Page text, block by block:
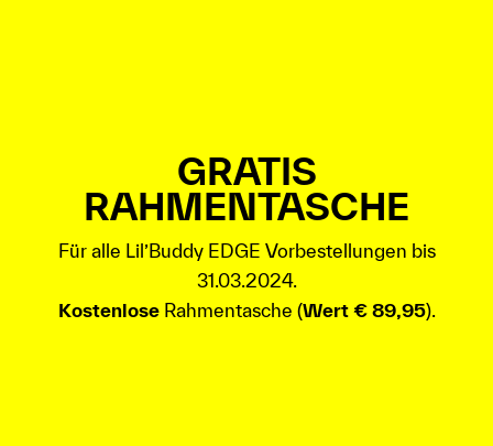
GRATIS
RAHMENTASCHE
Für alle Lil’Buddy EDGE Vorbestellungen bis
31.03.2024.
KostenloseRahmentasche (Wert € 89,95).